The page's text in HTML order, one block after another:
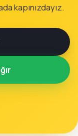
kapınızdayız.